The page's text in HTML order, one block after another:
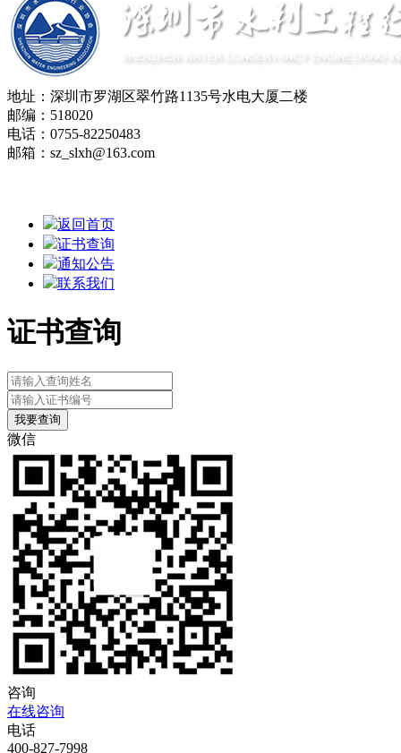
地址：深圳市罗湖区翠竹路1135号水电大厦二楼
邮编：518020
电话：0755-82250483
邮箱：sz_slxh@163.com
返回首页
证书查询
通知公告
联系我们
证书查询
微信
咨询
在线咨询
电话
400-827-7998